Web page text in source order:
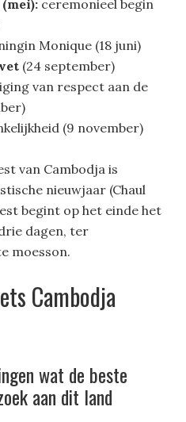
ceremonieel begin
Monique (18 juni)
(24 september)
van respect aan de
(9 november)
van Cambodja is
nieuwjaar (Chaul
begint op het einde het
dagen, ter
moesson.
Cambodja
wat de beste
aan dit land